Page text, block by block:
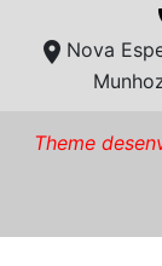
location_on Nova
Theme